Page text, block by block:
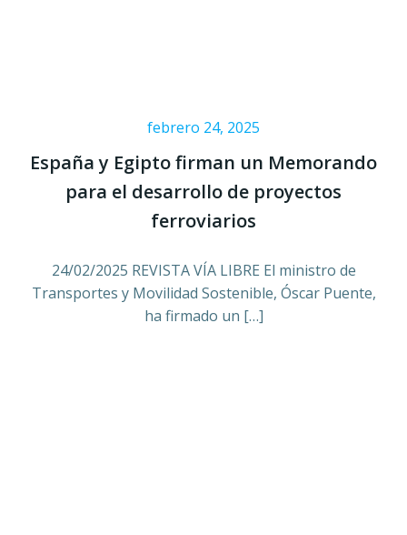
febrero 24, 2025
España y Egipto firman un Memorando
para el desarrollo de proyectos
ferroviarios
24/02/2025 REVISTA VÍA LIBRE El ministro de
Transportes y Movilidad Sostenible, Óscar Puente,
ha firmado un […]